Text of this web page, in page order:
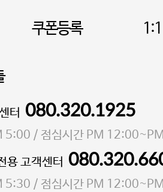
쿠폰등록
| 개인정보관리책임자 김상현
마포구 마포대로4다길 41 마포
호 2023-서울마포-3931호
105-81-58242
터 080.320.1925
5:00 / 점심시간 PM
용 고객센터
5:30 / 점심시간 PM